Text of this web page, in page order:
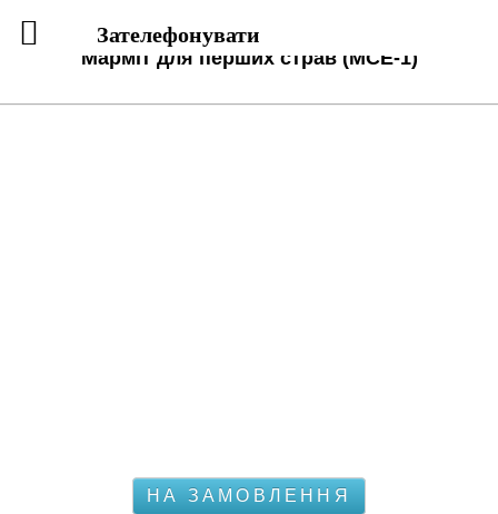
Марміт для перших страв (МСЕ-1)
НА ЗАМОВЛЕННЯ
Зателефонувати